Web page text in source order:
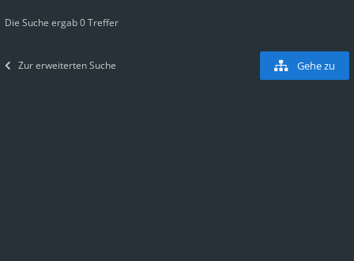
Die Suche ergab 0 Treffer
Zur erweiterten Suche Gehe zu